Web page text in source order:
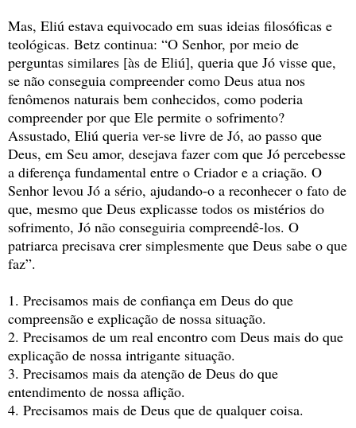
Mas, Eliú estava equivocado em suas ideias filosóficas e
teológicas. Betz continua: “O Senhor, por meio de
perguntas similares [às de Eliú], queria que Jó visse que,
se não conseguia compreender como Deus atua nos
fenômenos naturais bem conhecidos, como poderia
compreender por que Ele permite o sofrimento?
Assustado, Eliú queria ver-se livre de Jó, ao passo que
Deus, em Seu amor, desejava fazer com que Jó percebesse
a diferença fundamental entre o Criador e a criação. O
Senhor levou Jó a sério, ajudando-o a reconhecer o fato de
que, mesmo que Deus explicasse todos os mistérios do
sofrimento, Jó não conseguiria compreendê-los. O
patriarca precisava crer simplesmente que Deus sabe o que
faz”.
1. Precisamos mais de confiança em Deus do que
compreensão e explicação de nossa situação.
2. Precisamos de um real encontro com Deus mais do que
explicação de nossa intrigante situação.
3. Precisamos mais da atenção de Deus do que
entendimento de nossa aflição.
4. Precisamos mais de Deus que de qualquer coisa.